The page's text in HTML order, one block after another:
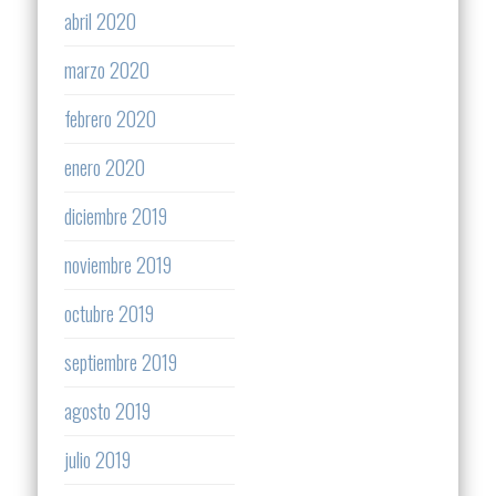
abril 2020
marzo 2020
febrero 2020
enero 2020
diciembre 2019
noviembre 2019
octubre 2019
septiembre 2019
agosto 2019
julio 2019